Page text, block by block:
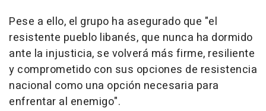
Pese a ello, el grupo ha asegurado que "el
resistente pueblo libanés, que nunca ha dormido
ante la injusticia, se volverá más firme, resiliente
y comprometido con sus opciones de resistencia
nacional como una opción necesaria para
enfrentar al enemigo".